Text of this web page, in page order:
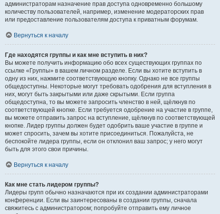
администраторам назначение прав доступа одновременно большому
количеству пользователей, например, изменение модераторских прав
или предоставление пользователям доступа к приватным форумам.
Вернуться к началу
Где находятся группы и как мне вступить в них?
Вы можете получить информацию обо всех существующих группах по
ссылке «Группы» в вашем личном разделе. Если вы хотите вступить в
одну из них, нажмите соответствующую кнопку. Однако не все группы
общедоступны. Некоторые могут требовать одобрения для вступления в
них, могут быть закрытыми или даже скрытыми. Если группа
общедоступна, то вы можете запросить членство в ней, щёлкнув по
соответствующей кнопке. Если требуется одобрение на участие в группе,
вы можете отправить запрос на вступление, щёлкнув по соответствующей
кнопке. Лидер группы должен будет одобрить ваше участие в группе и
может спросить, зачем вы хотите присоединиться. Пожалуйста, не
беспокойте лидера группы, если он отклонил ваш запрос; у него могут
быть для этого свои причины.
Вернуться к началу
Как мне стать лидером группы?
Лидеры групп обычно назначаются при их создании администраторами
конференции. Если вы заинтересованы в создании группы, сначала
свяжитесь с администратором; попробуйте отправить ему личное